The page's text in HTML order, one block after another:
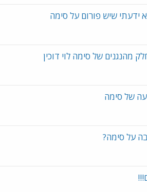
שיש פורום על סימה
מהנגנים של סימה לוי דוכין
של סימה
על סימה?